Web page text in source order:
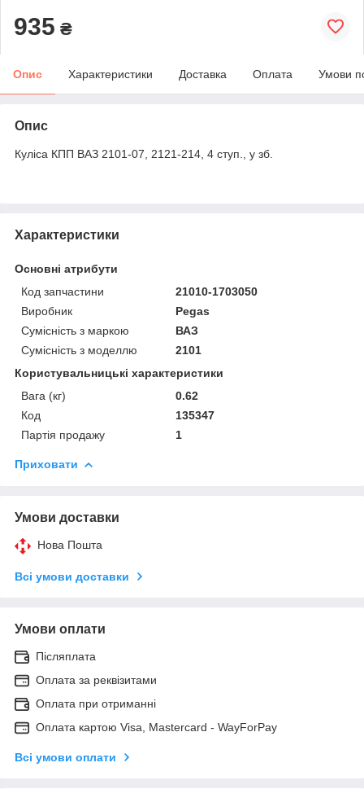
935 ₴
Опис Характеристики Доставка Оплата Умови
Опис
Куліса КПП ВАЗ 2101-07, 2121-214, 4 ступ., у зб.
Характеристики
Основні атрибути
Код запчастини
21010-1703050
Виробник
Pegas
Сумісність з маркою
ВАЗ
Сумісність з моделлю
2101
Користувальницькі характеристики
Вага (кг)
0.62
Код
135347
Партія продажу
1
Приховати
Умови доставки
Нова Пошта
Всі умови доставки
Умови оплати
Післяплата
Оплата за реквізитами
Оплата при отриманні
Оплата картою Visa, Mastercard - WayForPay
Всі умови оплати